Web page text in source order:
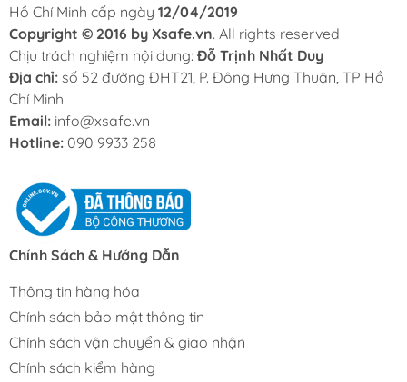
Hồ Chí Minh cấp ngày 12/04/2019
Copyright © 2016 by Xsafe.vn. All rights reserved
Chịu trách nghiệm nội dung: Đỗ Trịnh Nhất Duy
Địa chỉ: số 52 đường ĐHT21, P. Đông Hưng Thuận, TP Hồ
Chí Minh
Email: info@xsafe.vn
Hotline: 090 9933 258
Chính Sách & Hướng Dẫn
Thông tin hàng hóa
Chính sách bảo mật thông tin
Chính sách vận chuyển & giao nhận
Chính sách kiểm hàng